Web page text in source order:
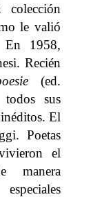
le valió
En 1958,
Recién
(ed.
sus
El
Poetas
el
manera